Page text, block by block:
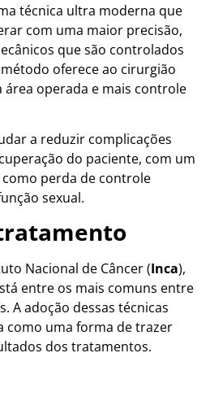
técnica ultra moderna que
com uma maior precisão,
que são controlados
oferece ao cirurgião
área operada e mais controle
a reduzir complicações
do paciente, com um
perda de controle
sexual.
Nacional de Câncer (Inca),
entre os mais comuns entre
A adoção dessas técnicas
como uma forma de trazer
dos tratamentos.